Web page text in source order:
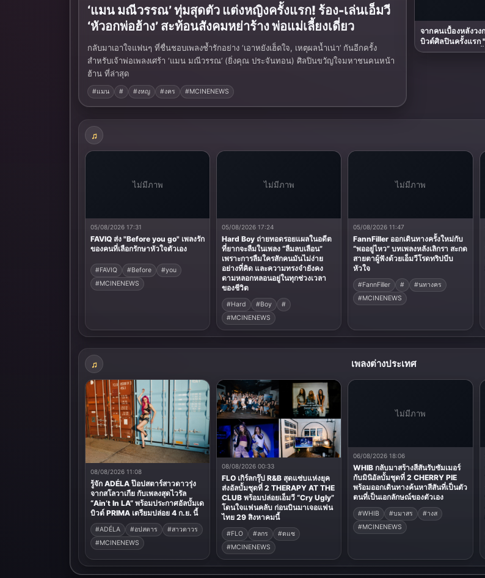
‘แมน มณีวรรณ’ ทุ่มสุดตัว แต่งหญิงครั้งแรก! ร้อง-เล่นเอ็มวี
‘หัวอกพ่อฮ้าง’ สะท้อนสังคมหย่าร้าง พ่อแม่เลี้ยงเดี่ยว
กลับมาเอาใจแฟนๆ ที่ชื่นชอบเพลงช้ำรักอย่าง ‘เอาหยังเฮ็ดใจ, เหตุผลน้ำเน่า’ กันอีกครั้ง
สำหรับเจ้าพ่อเพลงเศร้า ‘แมน มณีวรรณ’ (ยิ่งคุณ ประจันทอน) ศิลปินขวัญใจมหาชนคนหน้า
ฮ้าน ที่ล่าสุด
#แมน # #งหญ #งคร #MCINENEWS
จากคนเบื้องหลังวง
บิวต์ศิลปินครั้งแรก
"ไม่แข็ง" กับความตั้
ไม่มีภาพ
05/08/2026 17:31
FAVIQ ส่ง "Before you go" เพลงรัก
ของคนที่เลือกรักษาหัวใจตัวเอง
#FAVIQ #Before
#you
#MCINENEWS
ไม่มีภาพ
05/08/2026 17:24
Hard Boy ถ่ายทอดรอยแผลในอดีต
ที่ยากจะลืมในเพลง “ลืมลบเลือน”
เพราะการลืมใครสักคนมันไม่ง่าย
อย่างที่คิด และความทรงจํายังคง
ตามหลอกหลอนอยู่ในทุกช่วงเวลา
ของชีวิต
#Hard #Boy
#
#MCINENEWS
ไม่มีภาพ
05/08/2026 11:47
FannFiller ออกเดินทางครั้งใหม่กับ
“พออยู่ไหว” บทเพลงหลังเลิกรา สะกด
สายตาผู้ฟังด้วยเอ็มวีโรดทริปบีบ
หัวใจ
#FannFiller #
#นทางคร
#MCINENEWS
เพลงต่างประเทศ
08/08/2026 11:08
รู้จัก ADÉLA ป๊อปสตาร์สาวดาวรุ่ง
จากสโลวาเกีย กับเพลงสุดไวรัล
“Ain’t In LA” พร้อมประกาศอัลบั้มเด
บิวต์ PRIMA เตรียมปล่อย 4 ก.ย. นี้
#ADÉLA #อปสตาร
#สาวดาวร
#MCINENEWS
08/08/2026 00:33
FLO เกิร์ลกรุ๊ป R&B สุดแซ่บแห่งยุค
ส่งอัลบั้มชุดที่ 2 THERAPY AT THE
CLUB พร้อมปล่อยเอ็มวี “Cry Ugly”
โดนใจแฟนคลับ ก่อนบินมาเจอแฟน
ไทย 29 สิงหาคมนี้
#FLO #ลกร
#ดแซ
#MCINENEWS
ไม่มีภาพ
06/08/2026 18:06
WHIB กลับมาสร้างสีสันรับซัมเมอร์
กับมินิอัลบั้มชุดที่ 2 CHERRY PIE
พร้อมออกเดินทางค้นหาสีสันที่เป็นตัว
ตนที่เป็นเอกลักษณ์ของตัวเอง
#WHIB #บมาสร
#างส
#MCINENEWS